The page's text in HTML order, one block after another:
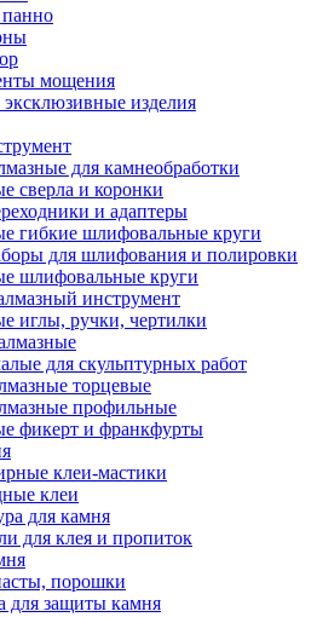
панно
мощения
изделия
для камнеобработки
сверла и коронки
и адаптеры
гибкие шлифовальные круги
для шлифования и полировки
шлифовальные круги
инструмент
иглы, ручки, чертилки
для скульптурных работ
торцевые
профильные
фикерт и франкфурты
клеи-мастики
клеи
для камня
для клея и пропиток
порошки
для защиты камня